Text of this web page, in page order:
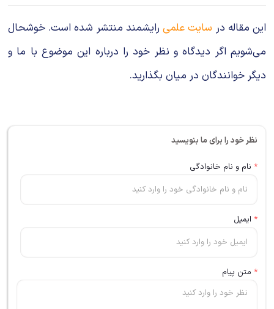
این مقاله در سایت علمیرایشمند منتشر شده است. خوشحال
می‌شویم اگر دیدگاه و نظر خود را درباره این موضوع با ما و
دیگر خوانندگان در میان بگذارید.
نظر خود را برای ما بنویسید
* نام و نام خانوادگی
* ایمیل
* متن پیام